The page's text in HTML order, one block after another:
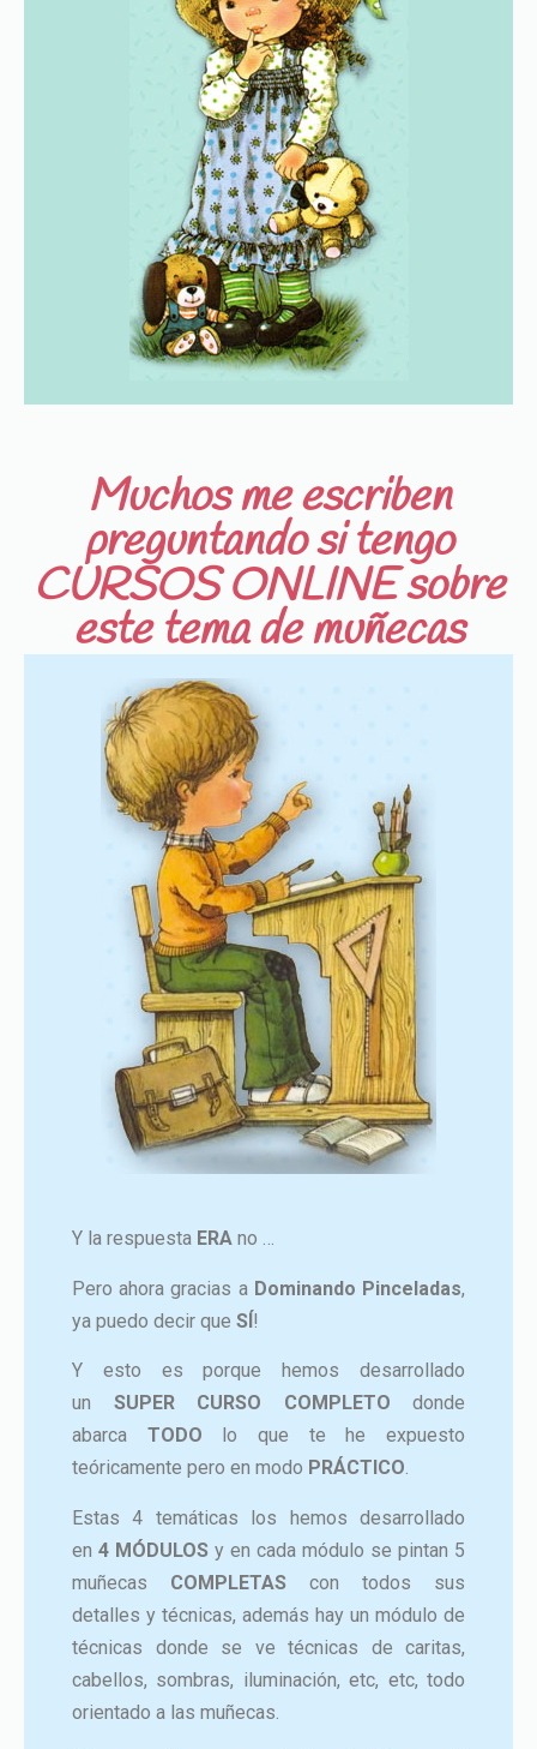
Muchos me escriben
preguntando si tengo
CURSOS ONLINE sobre
este tema de muñecas
Y la respuesta ERA no …
Pero ahora gracias a Dominando Pinceladas,
ya puedo decir que SÍ!
Y esto es porque hemos desarrollado
un SUPER CURSO COMPLETO donde
abarca TODO lo que te he expuesto
teóricamente pero en modo PRÁCTICO.
Estas 4 temáticas los hemos desarrollado
en 4 MÓDULOS y en cada módulo se pintan 5
muñecas COMPLETAS con todos sus
detalles y técnicas, además hay un módulo de
técnicas donde se ve técnicas de caritas,
cabellos, sombras, iluminación, etc, etc, todo
orientado a las muñecas.